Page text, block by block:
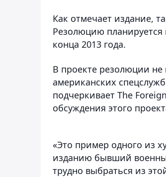
Как отмечает издание,
Резолюцию
конца 2013 года.
В проекте резолюции не
американских
подчеркивает The
обсуждения этого
«Это пример одного из
изданию бывший
трудно выбраться из